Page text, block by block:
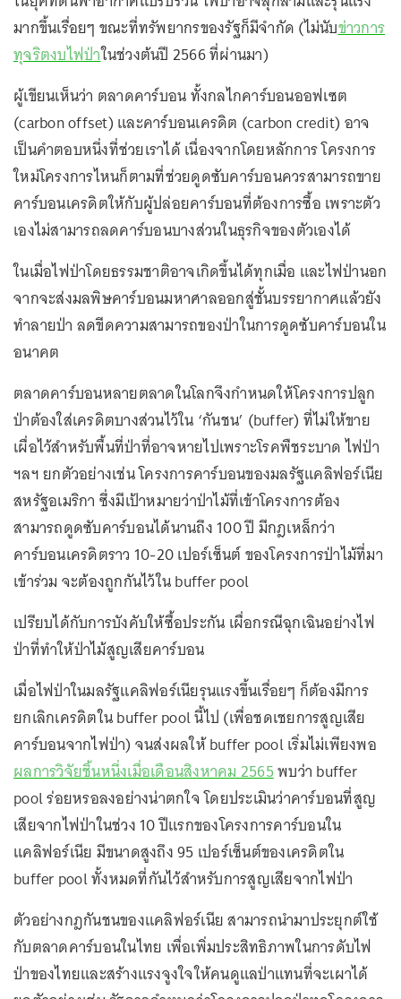
มากขึ้นเรื่อยๆ ขณะที่ทรัพยากรของรัฐก็มีจำกัด (ไม่นับข่าวการ
ทุจริตงบไฟป่าในช่วงต้นปี 2566 ที่ผ่านมา)
ผู้เขียนเห็นว่า ตลาดคาร์บอน ทั้งกลไกคาร์บอนออฟเซต
(carbon offset) และคาร์บอนเครดิต (carbon credit) อาจ
เป็นคำตอบหนึ่งที่ช่วยเราได้ เนื่องจากโดยหลักการ โครงการ
ใหม่โครงการไหนก็ตามที่ช่วยดูดซับคาร์บอนควรสามารถขาย
คาร์บอนเครดิตให้กับผู้ปล่อยคาร์บอนที่ต้องการซื้อ เพราะตัว
เองไม่สามารถลดคาร์บอนบางส่วนในธุรกิจของตัวเองได้
ในเมื่อไฟป่าโดยธรรมชาติอาจเกิดขึ้นได้ทุกเมื่อ และไฟป่านอก
จากจะส่งมลพิษคาร์บอนมหาศาลออกสู่ชั้นบรรยากาศแล้วยัง
ทำลายป่า ลดขีดความสามารถของป่าในการดูดซับคาร์บอนใน
อนาคต
ตลาดคาร์บอนหลายตลาดในโลกจึงกำหนดให้โครงการปลูก
ป่าต้องใส่เครดิตบางส่วนไว้ใน ‘กันชน’ (buffer) ที่ไม่ให้ขาย
เผื่อไว้สำหรับพื้นที่ป่าที่อาจหายไปเพราะโรคพืชระบาด ไฟป่า
ฯลฯ ยกตัวอย่างเช่น โครงการคาร์บอนของมลรัฐแคลิฟอร์เนีย
สหรัฐอเมริกา ซึ่งมีเป้าหมายว่าป่าไม้ที่เข้าโครงการต้อง
สามารถดูดซับคาร์บอนได้นานถึง 100 ปี มีกฎเหล็กว่า
คาร์บอนเครดิตราว 10-20 เปอร์เซ็นต์ ของโครงการป่าไม้ที่มา
เข้าร่วม จะต้องถูกกันไว้ใน buffer pool
เปรียบได้กับการบังคับให้ซื้อประกัน เผื่อกรณีฉุกเฉินอย่างไฟ
ป่าที่ทำให้ป่าไม้สูญเสียคาร์บอน
เมื่อไฟป่าในมลรัฐแคลิฟอร์เนียรุนแรงขึ้นเรื่อยๆ ก็ต้องมีการ
ยกเลิกเครดิตใน buffer pool นี้ไป (เพื่อชดเชยการสูญเสีย
คาร์บอนจากไฟป่า) จนส่งผลให้ buffer pool เริ่มไม่เพียงพอ
ผลการวิจัยชิ้นหนึ่งเมื่อเดือนสิงหาคม 2565พบว่า buffer
pool ร่อยหรอลงอย่างน่าตกใจ โดยประเมินว่าคาร์บอนที่สูญ
เสียจากไฟป่าในช่วง 10 ปีแรกของโครงการคาร์บอนใน
แคลิฟอร์เนีย มีขนาดสูงถึง 95 เปอร์เซ็นต์ของเครดิตใน
buffer pool ทั้งหมดที่กันไว้สำหรับการสูญเสียจากไฟป่า
ตัวอย่างกฎกันชนของแคลิฟอร์เนีย สามารถนำมาประยุกต์ใช้
กับตลาดคาร์บอนในไทย เพื่อเพิ่มประสิทธิภาพในการดับไฟ
ป่าของไทยและสร้างแรงจูงใจให้คนดูแลป่าแทนที่จะเผาได้